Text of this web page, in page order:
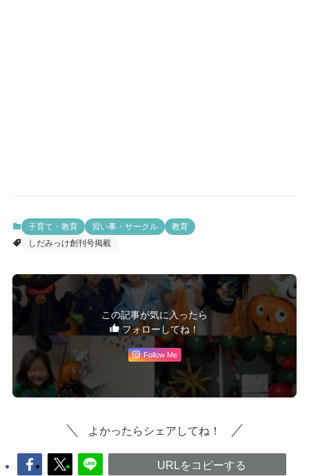
子育て・教育 習い事・サークル
教育
しだみっけ創刊号掲載
この記事が気に入ったら
フォローしてね！
Follow Me
よかったらシェアしてね！
URLをコピーする